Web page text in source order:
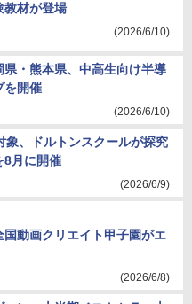
教材が登場
(2026/6/10)
県・熊本県、中高生向け半導
を開催
(2026/6/10)
象、ドルトンスクールが探究
8月に開催
(2026/6/9)
国動画クリエイト甲子園がエ
(2026/6/8)